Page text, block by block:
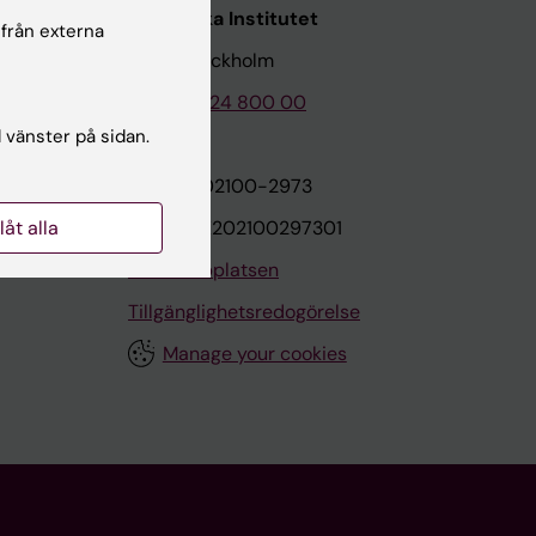
Karolinska Institutet
171 77 Stockholm
Tel: 08-524 800 00
Org.nr: 202100-2973
VAT.nr: SE202100297301
Om webbplatsen
Tillgänglighetsredogörelse
Manage your cookies
externa
på sidan.
alla